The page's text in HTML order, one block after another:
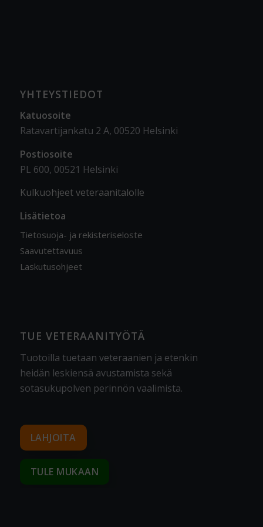
YHTEYSTIEDOT
Katuosoite
Ratavartijankatu 2 A, 00520 Helsinki
Postiosoite
PL 600, 00521 Helsinki
Kulkuohjeet veteraanitalolle
Lisätietoa
Tietosuoja- ja rekisteriseloste
Saavutettavuus
Laskutusohjeet
TUE VETERAANITYÖTÄ
Tuotoilla tuetaan veteraanien ja etenkin
heidän leskiensä avustamista sekä
sotasukupolven perinnön vaalimista.
LAHJOITA
TULE MUKAAN